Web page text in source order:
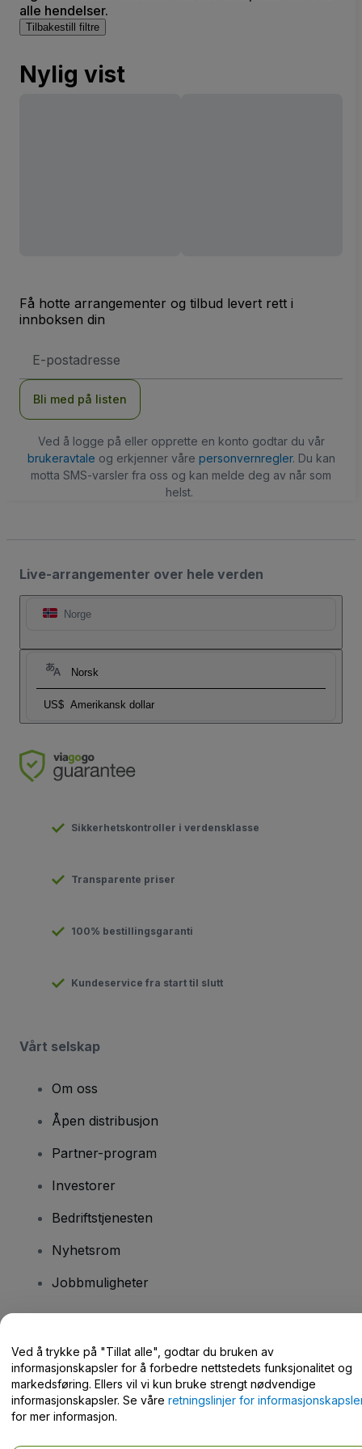
alle hendelser.
Tilbakestill filtre
Nylig vist
Få hotte arrangementer og tilbud levert rett i
innboksen din
postadresse
Bli med på listen
Ved å logge på eller opprette en konto godtar du vår
brukeravtale og erkjenner våre personvernregler. Du kan
motta SMS-varsler fra oss og kan melde deg av når som
helst.
Live-arrangementer over hele verden
Norge
Norsk
US$ Amerikansk dollar
Sikkerhetskontroller i verdensklasse
Transparente priser
100% bestillingsgaranti
Kundeservice fra start til slutt
Vårt selskap
Om oss
Åpen distribusjon
Partner-program
Investorer
Bedriftstjenesten
Nyhetsrom
Jobbmuligheter
Hjelpesenter / kontakt oss
Ved å trykke på "Tillat alle", godtar du bruken av
informasjonskapsler for å forbedre nettstedets funksjonalitet og
markedsføring. Ellers vil vi kun bruke strengt nødvendige
informasjonskapsler. Se våre retningslinjer for
for mer informasjon.